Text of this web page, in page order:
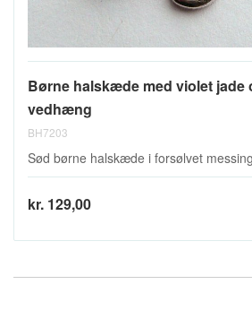
Børne halskæde med violet jade
vedhæng
BH7203
Sød børne halskæde i forsølvet
kr. 129,00